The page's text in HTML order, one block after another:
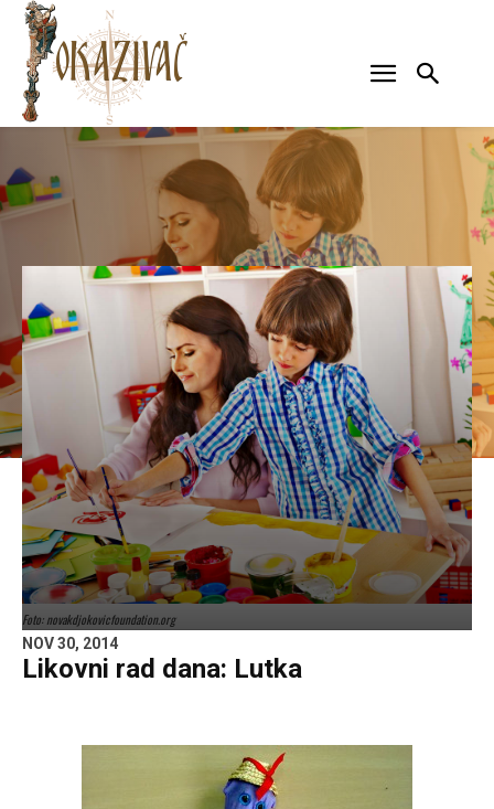
Foto: novakdjokovicfoundation.org
NOV 30, 2014
Likovni rad dana: Lutka